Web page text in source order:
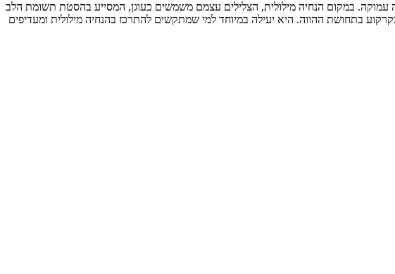
עמוקה. במקום הנחיה מילולית, הצלילים עצמם משמשים כעוגן, המסייע בהסטת תשומת הלב
בתחושת ההווה. היא יעילה במיוחד למי שמתקשים להתרכז בהנחיה מילולית ומעדיפים